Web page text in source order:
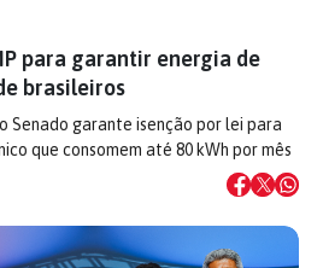
para garantir energia de
brasileiros
Senado garante isenção por lei para
que consomem até 80 kWh por mês